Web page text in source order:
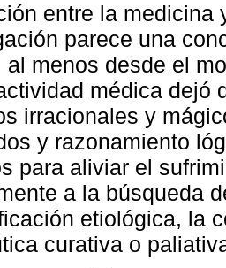
entre la medicina
parece una
al menos desde el
médica dejó
irracionales y
y razonamiento
para aliviar el
a la búsqueda
etiológica, la
curativa o